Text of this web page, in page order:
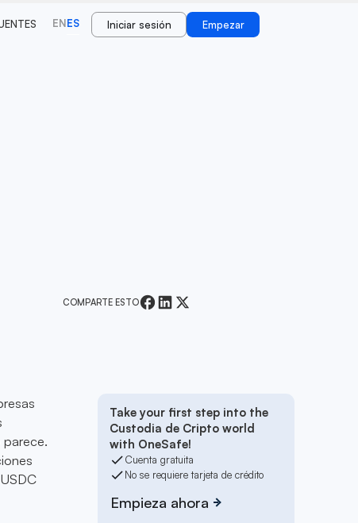
ENES Iniciar sesión Empezar
COMPARTE ESTO
Take your first step into the
Custodia de Cripto world
with OneSafe!
Cuenta gratuita
No se requiere tarjeta de crédito
Empieza ahora